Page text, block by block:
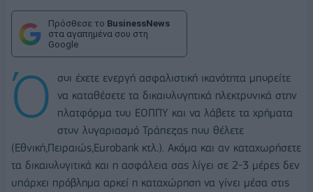
Πρόσθεσε το BusinessNews
στα αγαπημένα σου στη
Google
Ό
σοι έχετε ενεργή ασφαλιστική ικανότητα μπορείτε
να καταθέσετε τα δικαιολογητικά ηλεκτρονικά στην
πλατφόρμα του ΕΟΠΠΥ και να λάβετε τα χρήματα
στον λογαριασμό Τράπεζας που θέλετε
(Εθνική,Πειραιώς,Eurobank κτλ.). Ακόμα και αν καταχωρήσετε
τα δικαιολογιτικά και η ασφάλεια σας λίγει σε 2-3 μέρες δεν
υπάρχει πρόβλημα αρκεί η καταχώρηση να γίνει μέσα στις